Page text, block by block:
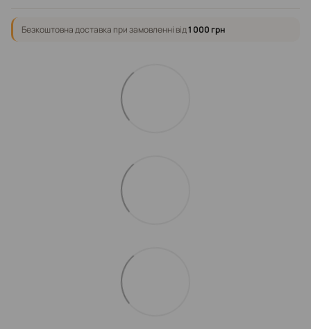
Безкоштовна доставка при замовленні від1 000 грн